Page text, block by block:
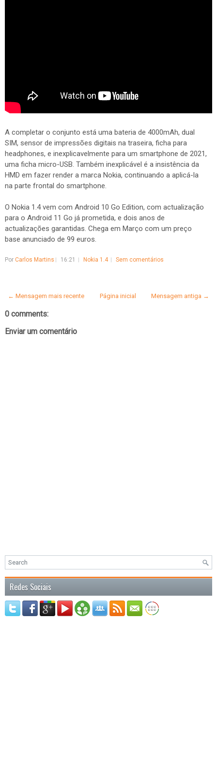
A completar o conjunto está uma bateria de 4000mAh, dual
SIM, sensor de impressões digitais na traseira, ficha para
headphones, e inexplicavelmente para um smartphone de 2021,
uma ficha micro-USB. Também inexplicável é a insistência da
HMD em fazer render a marca Nokia, continuando a aplicá-la
na parte frontal do smartphone.
O Nokia 1.4 vem com Android 10 Go Edition, com actualização
para o Android 11 Go já prometida, e dois anos de
actualizações garantidas. Chega em Março com um preço
base anunciado de 99 euros.
Por Carlos Martins 16:21 Nokia 1.4 Sem comentários
← Mensagem mais recente Mensagem antiga →
Página inicial
0 comments:
Enviar um comentário
Redes Sociais